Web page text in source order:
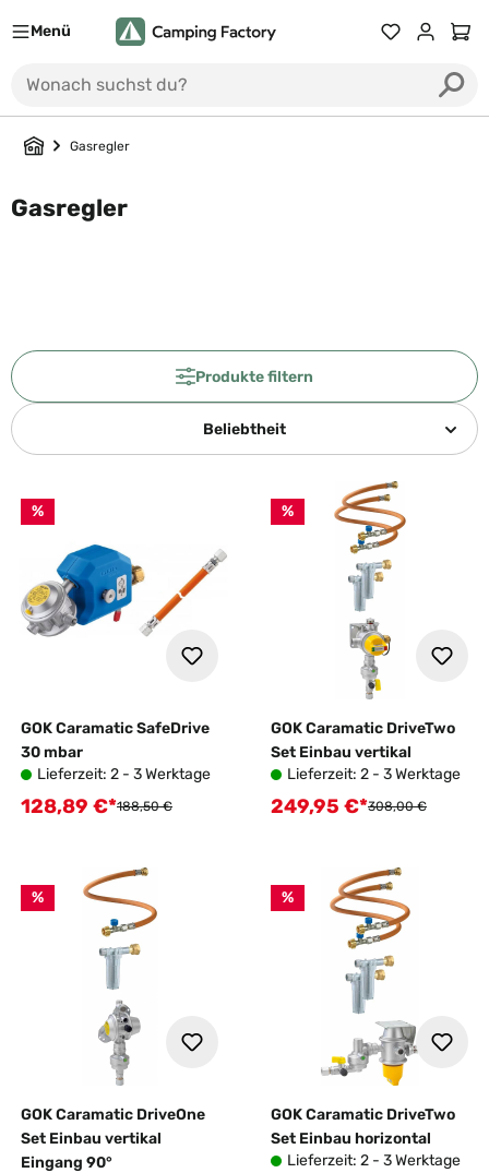
Menü Du hast 0
Gasregler
Gasregler
Produkte filtern
Beliebtheit
%
GOK Caramatic SafeDrive
30 mbar
Lieferzeit: 2 - 3 Werktage
Verkaufspreis:
128,89 €*Regulärer Preis:
188,50 €
%
GOK Caramatic DriveTwo
Set Einbau vertikal
Lieferzeit: 2 - 3 Werktage
Verkaufspreis:
249,95 €*Regulärer Preis:
308,00 €
%
GOK Caramatic DriveOne
Set Einbau vertikal
Eingang 90°
%
GOK Caramatic DriveTwo
Set Einbau horizontal
Lieferzeit: 2 - 3 Werktage